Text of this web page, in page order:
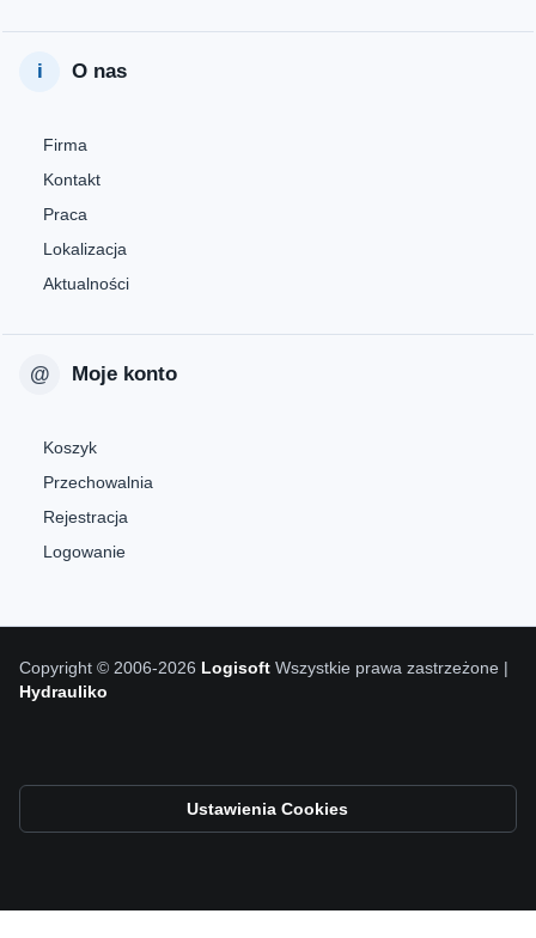
O nas
Firma
Kontakt
Praca
Lokalizacja
Aktualności
Moje konto
Koszyk
Przechowalnia
Rejestracja
Logowanie
Copyright © 2006-2026 Logisoft Wszystkie prawa zastrzeżone |
Hydrauliko
Ustawienia Cookies